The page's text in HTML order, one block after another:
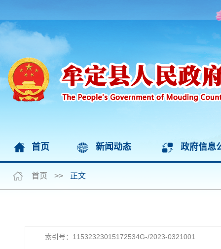
首页 新闻动态 政府信息
首页 >> 正文
索引号：11532323015172534G-/2023-0321001